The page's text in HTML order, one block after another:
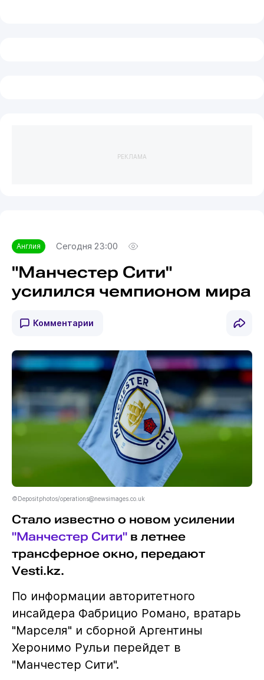
РЕКЛАМА
Англия Сегодня 23:00
"Манчестер Сити"
усилился чемпионом мира
Комментарии
©Depositphotos/operations@newsimages.co.uk
Стало известно о новом усилении
"Манчестер Сити"в летнее
трансферное окно, передают
Vesti.kz.
По информации авторитетного
инсайдера Фабрицио Романо, вратарь
"Марселя" и сборной Аргентины
Херонимо Рульи перейдет в
"Манчестер Сити".